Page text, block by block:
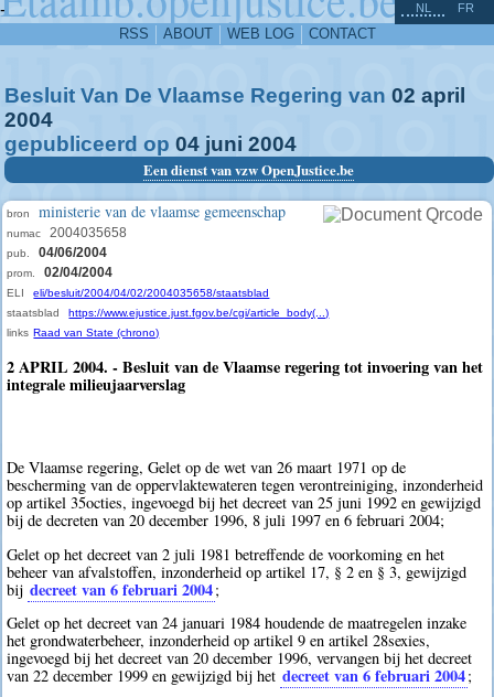
-
RSS ABOUT WEB LOG CONTACT
NL FR
Besluit Van De Vlaamse Regering van 02 april
2004
gepubliceerd op 04 juni 2004
Een dienst van vzw OpenJustice.be
bron ministerie van de vlaamse gemeenschap
numac 2004035658
pub. 04/06/2004
prom. 02/04/2004
ELI
eli/besluit/2004/04/02/2004035658/staatsblad
staatsblad
https://www.ejustice.just.fgov.be/cgi/article_body(...)
links Raad van State (chrono)
2 APRIL 2004. - Besluit van de Vlaamse regering tot invoering van het
integrale milieujaarverslag
De Vlaamse regering, Gelet op de wet van 26 maart 1971 op de
bescherming van de oppervlaktewateren tegen verontreiniging, inzonderheid
op artikel 35octies, ingevoegd bij het decreet van 25 juni 1992 en gewijzigd
bij de decreten van 20 december 1996, 8 juli 1997 en 6 februari 2004;
Gelet op het decreet van 2 juli 1981 betreffende de voorkoming en het
beheer van afvalstoffen, inzonderheid op artikel 17, § 2 en § 3, gewijzigd
bij decreet van 6 februari 2004;
Gelet op het decreet van 24 januari 1984 houdende de maatregelen inzake
het grondwaterbeheer, inzonderheid op artikel 9 en artikel 28sexies,
ingevoegd bij het decreet van 20 december 1996, vervangen bij het decreet
van 22 december 1999 en gewijzigd bij het decreet van 6 februari 2004;
^